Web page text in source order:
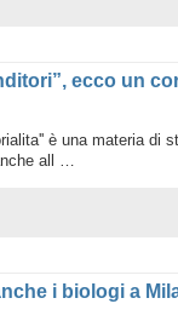
ecco un
è una materia di
all …
i biologi a